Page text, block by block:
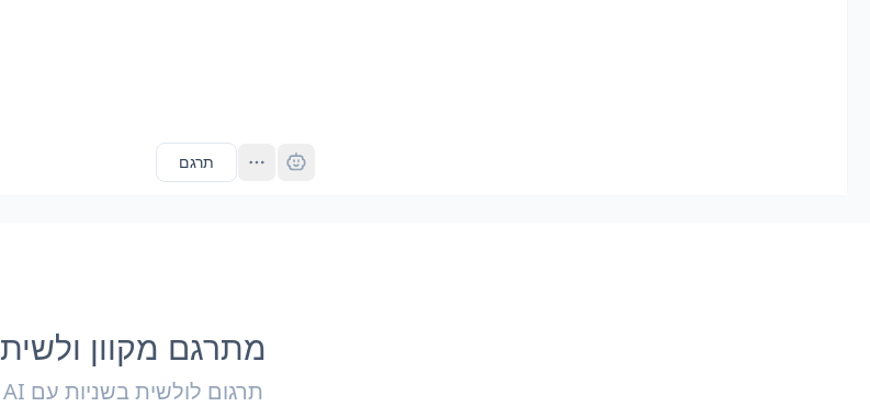
תרגם
מתרגם מקוון ולשית
תרגום לולשית בשניות עם AI